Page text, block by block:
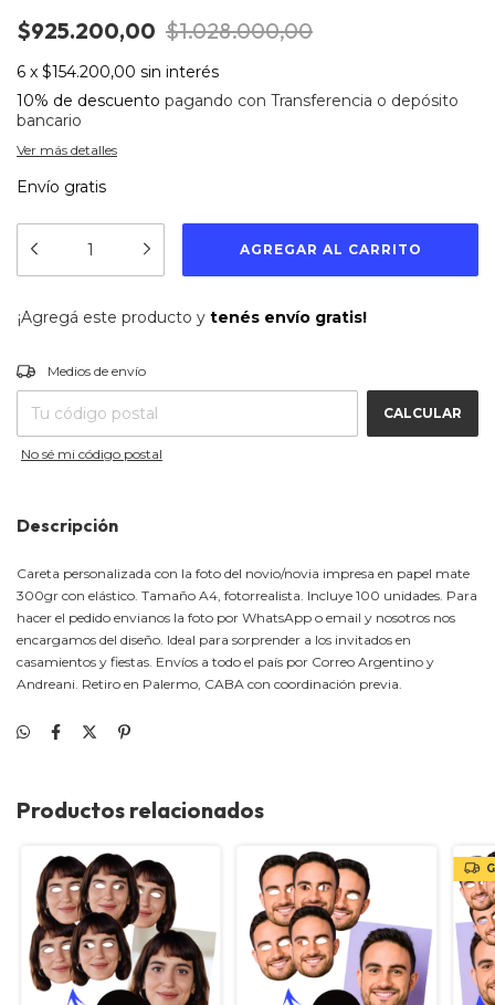
$925.200,00 $1.028.000,00
6 x $154.200,00 sin interés
10% de descuento pagando con Transferencia o depósito
bancario
Ver más detalles
Envío gratis
¡Agregá este producto y tenés envío gratis!
Entregas para el CP:
Medios de envío
CALCULAR
No sé mi código postal
Descripción
Careta personalizada con la foto del novio/novia impresa en papel mate
300gr con elástico. Tamaño A4, fotorrealista. Incluye 100 unidades. Para
hacer el pedido envianos la foto por WhatsApp o email y nosotros nos
encargamos del diseño. Ideal para sorprender a los invitados en
casamientos y fiestas. Envíos a todo el país por Correo Argentino y
Andreani. Retiro en Palermo, CABA con coordinación previa.
Productos relacionados